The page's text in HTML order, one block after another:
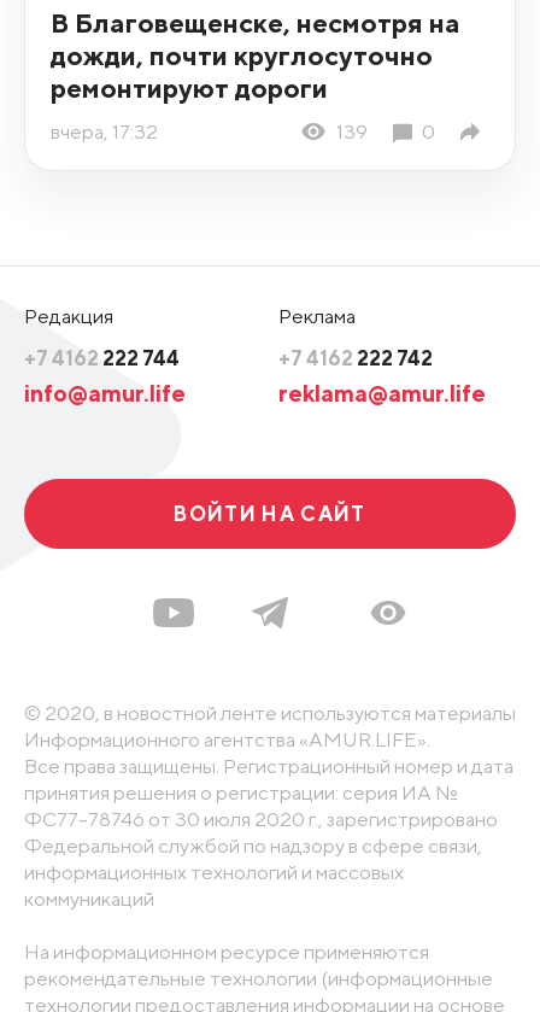
В Благовещенске, несмотря на
дожди, почти круглосуточно
ремонтируют дороги
вчера, 17:32 139 0
Редакция
+7 4162 222 744
info@amur.life
Реклама
+7 4162 222 742
reklama@amur.life
ВОЙТИ НА САЙТ
© 2020, в новостной ленте используются материалы
Информационного агентства «AMUR.LIFE».
Все права защищены. Регистрационный номер и дата
принятия решения о регистрации: серия ИА №
ФС77-78746 от 30 июля 2020 г., зарегистрировано
Федеральной службой по надзору в сфере связи,
информационных технологий и массовых
коммуникаций
На информационном ресурсе применяются
рекомендательные технологии (информационные
технологии предоставления информации на основе